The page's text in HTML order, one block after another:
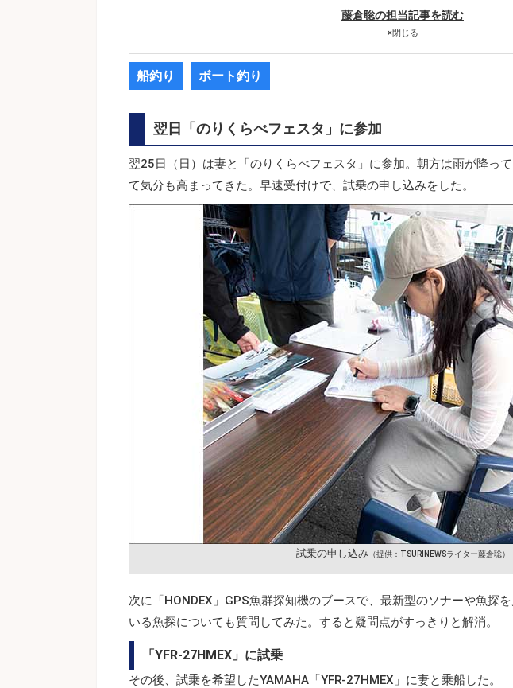
藤倉聡の担当記事を読む
×閉じる
船釣り ボート釣り
翌日「のりくらべフェスタ」に参加
翌25日（日）は妻と「のりくらべフェスタ」に参加。朝方は雨が降っ
て気分も高まってきた。早速受付けで、試乗の申し込みをした。
試乗の申し込み（提供：TSURINEWSライター藤倉聡）
次に「HONDEX」GPS魚群探知機のブースで、最新型のソナーや魚探
いる魚探についても質問してみた。すると疑問点がすっきりと解消。
「YFR-27HMEX」に試乗
その後、試乗を希望したYAMAHA「YFR-27HMEX」に妻と乗船した。